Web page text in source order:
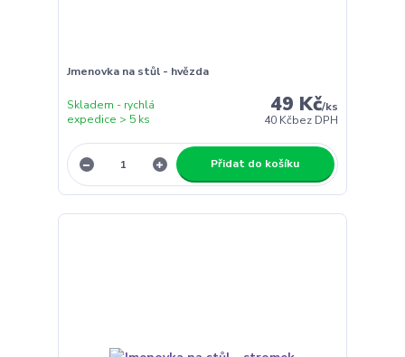
Jmenovka na stůl - hvězda
49 Kč/ks
40 Kčbez DPH
Skladem - rychlá
expedice > 5 ks
Přidat do košíku